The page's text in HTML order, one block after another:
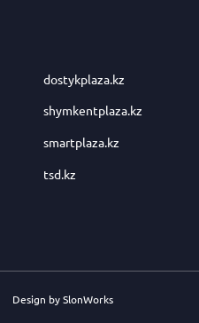
dostykplaza.kz
shymkentplaza.kz
smartplaza.kz
tsd.kz
Design by SlonWorks